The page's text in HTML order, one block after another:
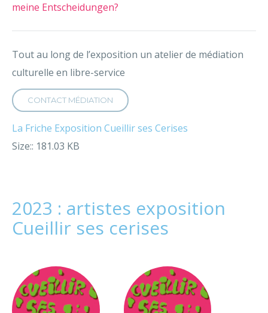
meine Entscheidungen?
Tout au long de l’exposition un atelier de médiation
culturelle en libre-service
CONTACT MÉDIATION
La Friche Exposition Cueillir ses Cerises
Size:: 181.03 KB
2023 : artistes exposition
Cueillir ses cerises